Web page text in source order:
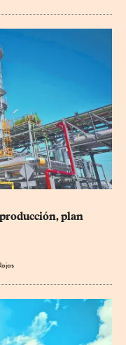
plan